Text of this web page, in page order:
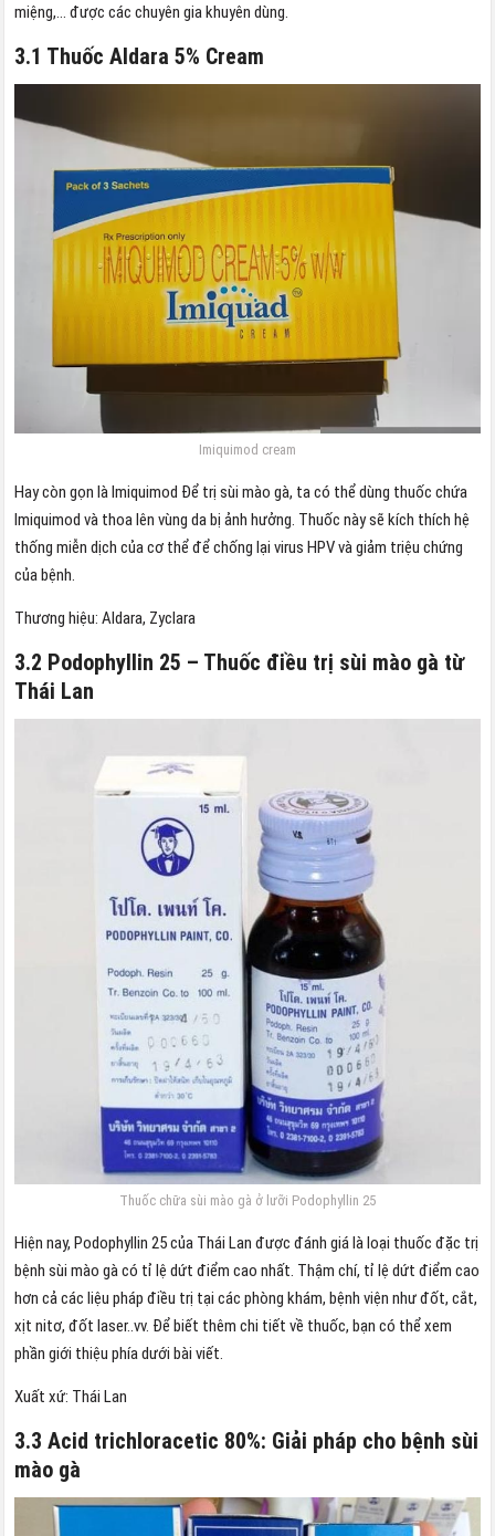
miệng,… được các chuyên gia khuyên dùng.
3.1 Thuốc Aldara 5% Cream
Imiquimod cream
Hay còn gọn là Imiquimod Để trị sùi mào gà, ta có thể dùng thuốc chứa
Imiquimod và thoa lên vùng da bị ảnh hưởng. Thuốc này sẽ kích thích hệ
thống miễn dịch của cơ thể để chống lại virus HPV và giảm triệu chứng
của bệnh.
Thương hiệu: Aldara, Zyclara
3.2 Podophyllin 25 – Thuốc điều trị sùi mào gà từ
Thái Lan
Thuốc chữa sùi mào gà ở lưỡi Podophyllin 25
Hiện nay, Podophyllin 25 của Thái Lan được đánh giá là loại thuốc đặc trị
bệnh sùi mào gà có tỉ lệ dứt điểm cao nhất. Thậm chí, tỉ lệ dứt điểm cao
hơn cả các liệu pháp điều trị tại các phòng khám, bệnh viện như đốt, cắt,
xịt nitơ, đốt laser..vv. Để biết thêm chi tiết về thuốc, bạn có thể xem
phần giới thiệu phía dưới bài viết.
Xuất xứ: Thái Lan
3.3 Acid trichloracetic 80%: Giải pháp cho bệnh sùi
mào gà